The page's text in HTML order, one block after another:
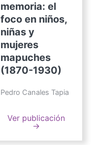
memoria: el
foco en niños,
niñas y
mujeres
mapuches
(1870-1930)
Pedro Canales Tapia
Ver publicación
→